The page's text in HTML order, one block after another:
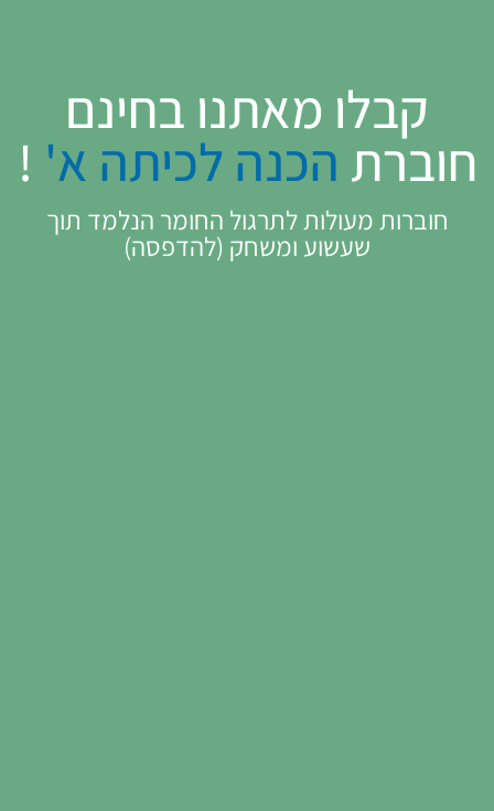
קבלו מאתנו בחינם
חוברת הכנה לכיתה א' !
חוברות מעולות לתרגול החומר הנלמד תוך
שעשוע ומשחק (להדפסה)